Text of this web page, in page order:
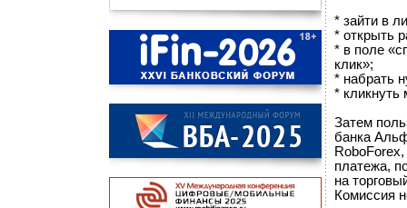
* зайти в
* открыть
* в поле
клик»;
* набрать
*
Затем
банка
платежа,
на
Комиссия